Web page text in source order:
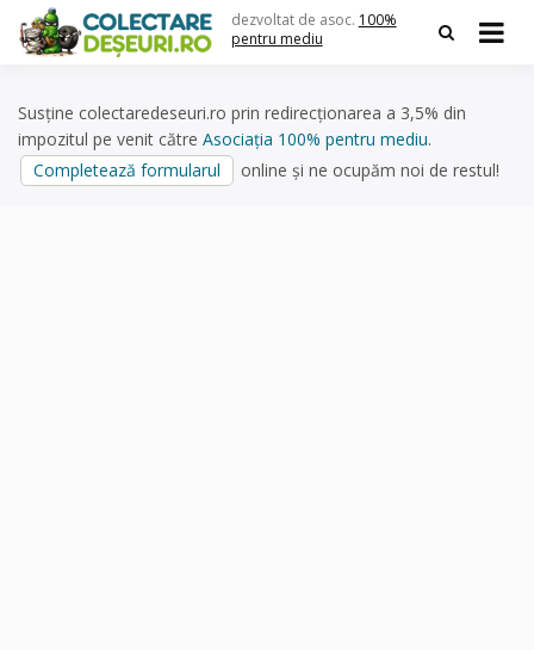
content
dezvoltat de asoc. 100%
pentru mediu
Susține colectaredeseuri.ro prin redirecționarea a 3,5% din
impozitul pe venit către Asociația 100% pentru mediu.
Completează formularul
online și ne ocupăm noi de restul!